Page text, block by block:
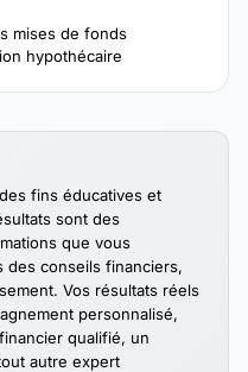
mises de fonds
hypothécaire
fins éducatives et
sont des
que vous
des conseils financiers,
Vos résultats réels
personnalisé,
qualifié, un
autre expert